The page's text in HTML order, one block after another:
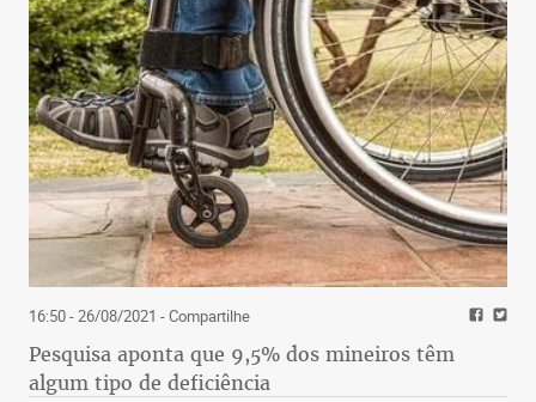
16:50 - 26/08/2021 - Compartilhe
Pesquisa aponta que 9,5% dos mineiros têm
algum tipo de deficiência